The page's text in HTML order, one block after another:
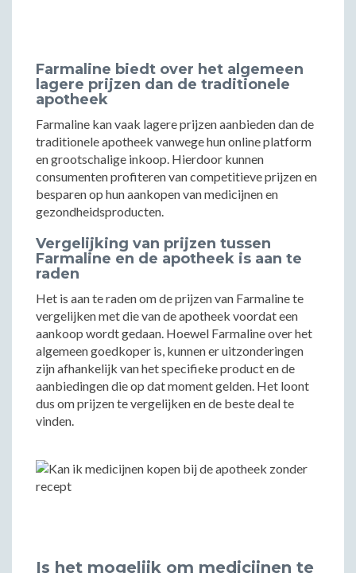
Farmaline biedt over het algemeen
lagere prijzen dan de traditionele
apotheek
Farmaline kan vaak lagere prijzen aanbieden dan de
traditionele apotheek vanwege hun online platform
en grootschalige inkoop. Hierdoor kunnen
consumenten profiteren van competitieve prijzen en
besparen op hun aankopen van medicijnen en
gezondheidsproducten.
Vergelijking van prijzen tussen
Farmaline en de apotheek is aan te
raden
Het is aan te raden om de prijzen van Farmaline te
vergelijken met die van de apotheek voordat een
aankoop wordt gedaan. Hoewel Farmaline over het
algemeen goedkoper is, kunnen er uitzonderingen
zijn afhankelijk van het specifieke product en de
aanbiedingen die op dat moment gelden. Het loont
dus om prijzen te vergelijken en de beste deal te
vinden.
Is het mogelijk om medicijnen te